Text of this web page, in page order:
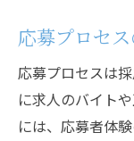
ィス
企業文
業界最
採用活
応募プロセ
応募プロセスは
に求人のバイト
には、応募者体